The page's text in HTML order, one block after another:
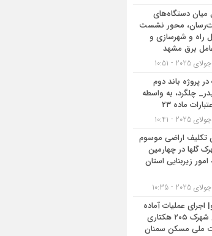
میان دستگاه‌های
محور نشست
راه و شهرسازی و
برق مشهد
پروژه باند دوم
چلگرد، به واسطه
ماده ۲۳
تکلیف اراضی موسوم
گلها در چهارمین
زیربنایی استان
اجرای عملیات آماده
سازی شهرک ۲۰۵ هکتاری
ملی مسکن سمنان